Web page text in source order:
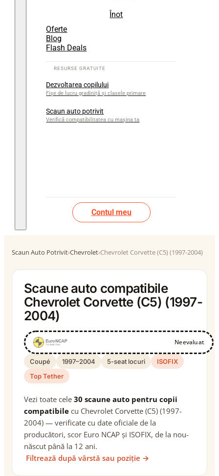
Înot
Oferte
Blog
Flash Deals
Dezvoltarea copilului
Fișe de lucru gradiniță și clasele primare
Scaun auto potrivit
Verifică compatibilitatea cu mașina ta
Contul meu
Scaun Auto Potrivit›Chevrolet›Chevrolet Corvette (C5) (1997-2004)
Scaune auto compatibile
Chevrolet Corvette (C5) (1997-
2004)
Neevaluat
Coupé 1997–2004 5-seat locuri
ISOFIX
Top Tether
Vezi toate cele 30 scaune auto pentru copii
compatibile cu Chevrolet Corvette (C5) (1997-
2004) — verificate cu date oficiale de la
producători, scor Euro NCAP și ISOFIX, de la nou-
născut până la 12 ani.
Filtrează după vârstă sau poziție →